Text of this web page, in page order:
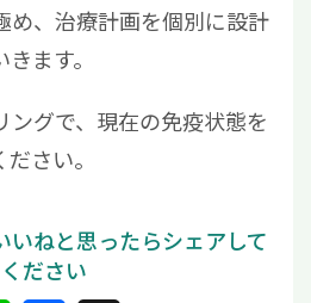
め、治療計画を個別に設計
ます。
ングで、現在の免疫状態を
さい。